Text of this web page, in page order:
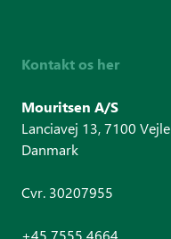
Kontakt os her
Mouritsen A/S
Lanciavej 13, 7100 Vejle
Danmark
Cvr. 30207955
+45 7555 4664